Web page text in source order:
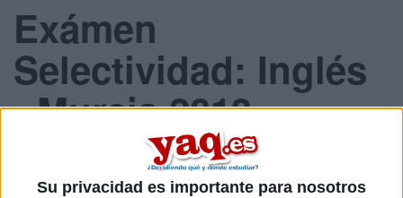
Su privacidad es importante para nosotros
Exámen
Selectividad: Inglés
- Murcia 2013
Septiembre